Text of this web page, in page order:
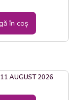
în coș
AUGUST 2026